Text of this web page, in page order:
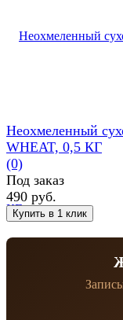
Неохмеленный
WHEAT, 0,5 КГ
(0)
Под заказ
490 руб.